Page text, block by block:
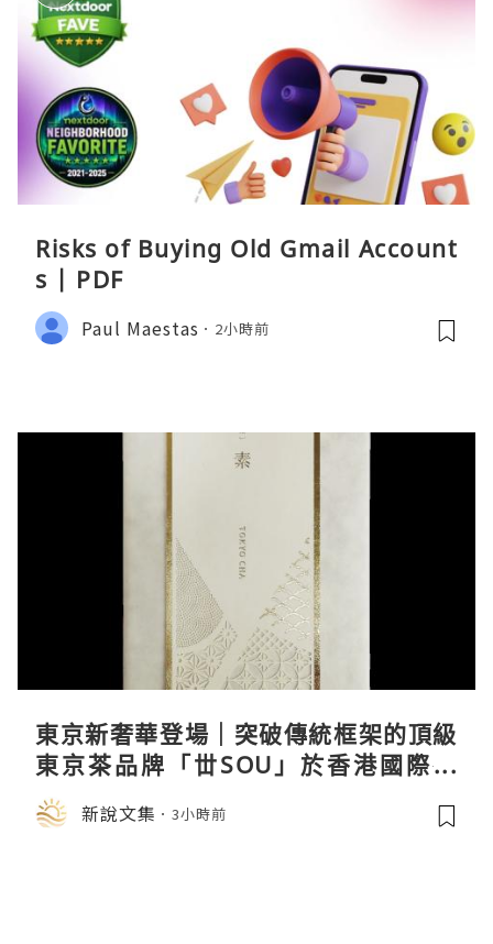
Risks of Buying Old Gmail Account
s | PDF
Paul Maestas 2小時前
東京新奢華登場｜突破傳統框架的頂級
東京茶品牌「丗SOU」於香港國際茶
展首度亮相
新說文集 3小時前